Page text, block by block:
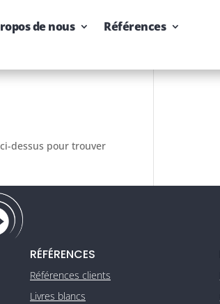
de nous Références
dessus pour trouver
RÉFÉRENCES
Références clients
Livres blancs